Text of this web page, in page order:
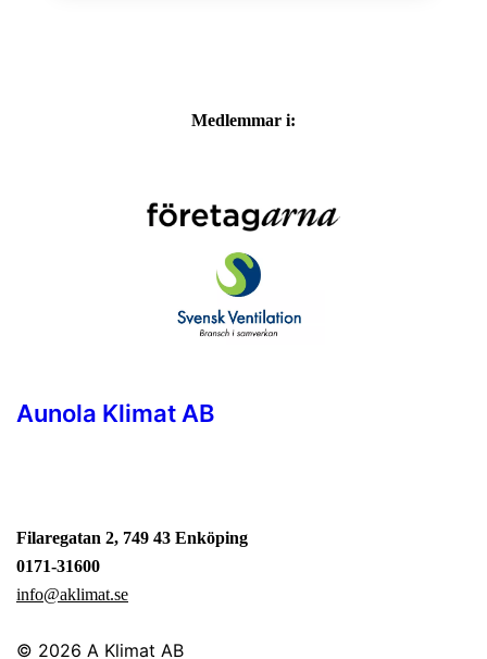
Medlemmar i:
Aunola Klimat AB
Filaregatan 2, 749 43 Enköping
0171-31600
info@aklimat.se
© 2026 A Klimat AB